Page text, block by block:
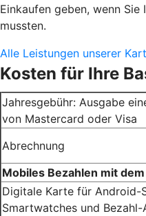
Einkaufen geben, wenn Sie
mussten.
Alle Leistungen unserer
Kosten für Ihre
Jahresgebühr: Ausgabe
von Mastercard oder Visa
Abrechnung
Mobiles Bezahlen mit
Digitale Karte für Android-
Smartwatches und Bezahl-